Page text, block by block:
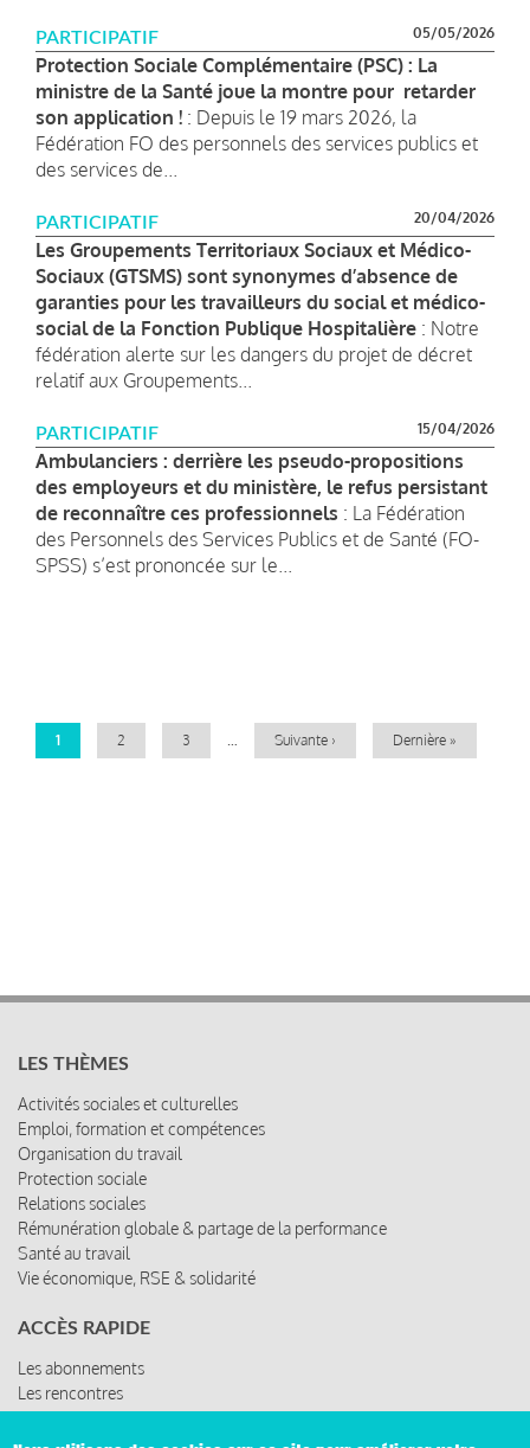
PARTICIPATIF 05/05/2026
Protection Sociale Complémentaire (PSC) : La
ministre de la Santé joue la montre pour retarder
son application ! : Depuis le 19 mars 2026, la
Fédération FO des personnels des services publics et
des services de...
PARTICIPATIF 20/04/2026
Les Groupements Territoriaux Sociaux et Médico-
Sociaux (GTSMS) sont synonymes d’absence de
garanties pour les travailleurs du social et médico-
social de la Fonction Publique Hospitalière : Notre
fédération alerte sur les dangers du projet de décret
relatif aux Groupements...
PARTICIPATIF 15/04/2026
Ambulanciers : derrière les pseudo-propositions
des employeurs et du ministère, le refus persistant
de reconnaître ces professionnels : La Fédération
des Personnels des Services Publics et de Santé (FO-
SPSS) s’est prononcée sur le...
Page
1 Page
2 Page
3
Page
Suivante ›
Dernière
Dernière »
LES THÈMES
Activités sociales et culturelles
Emploi, formation et compétences
Organisation du travail
Protection sociale
Relations sociales
Rémunération globale & partage de la performance
Santé au travail
Vie économique, RSE & solidarité
ACCÈS RAPIDE
Les abonnements
Les rencontres
Les ressources